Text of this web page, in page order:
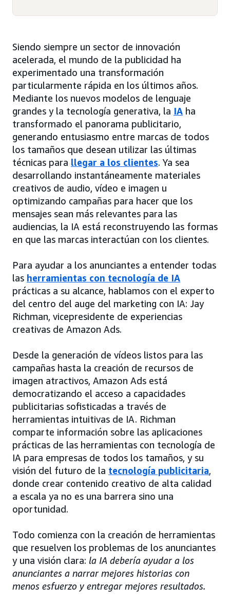
Siendo siempre un sector de innovación
acelerada, el mundo de la publicidad ha
experimentado una transformación
particularmente rápida en los últimos años.
Mediante los nuevos modelos de lenguaje
grandes y la tecnología generativa, la IA ha
transformado el panorama publicitario,
generando entusiasmo entre marcas de todos
los tamaños que desean utilizar las últimas
técnicas para llegar a los clientes. Ya sea
desarrollando instantáneamente materiales
creativos de audio, vídeo e imagen u
optimizando campañas para hacer que los
mensajes sean más relevantes para las
audiencias, la IA está reconstruyendo las formas
en que las marcas interactúan con los clientes.
Para ayudar a los anunciantes a entender todas
las herramientas con tecnología de IA
prácticas a su alcance, hablamos con el experto
del centro del auge del marketing con IA: Jay
Richman, vicepresidente de experiencias
creativas de Amazon Ads.
Desde la generación de vídeos listos para las
campañas hasta la creación de recursos de
imagen atractivos, Amazon Ads está
democratizando el acceso a capacidades
publicitarias sofisticadas a través de
herramientas intuitivas de IA. Richman
comparte información sobre las aplicaciones
prácticas de las herramientas con tecnología de
IA para empresas de todos los tamaños, y su
visión del futuro de la tecnología publicitaria,
donde crear contenido creativo de alta calidad
a escala ya no es una barrera sino una
oportunidad.
Todo comienza con la creación de herramientas
que resuelven los problemas de los anunciantes
y una visión clara: la IA debería ayudar a los
anunciantes a narrar mejores historias con
menos esfuerzo y entregar mejores resultados.